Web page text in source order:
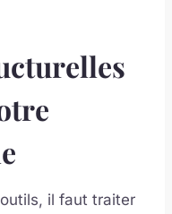
il faut traiter